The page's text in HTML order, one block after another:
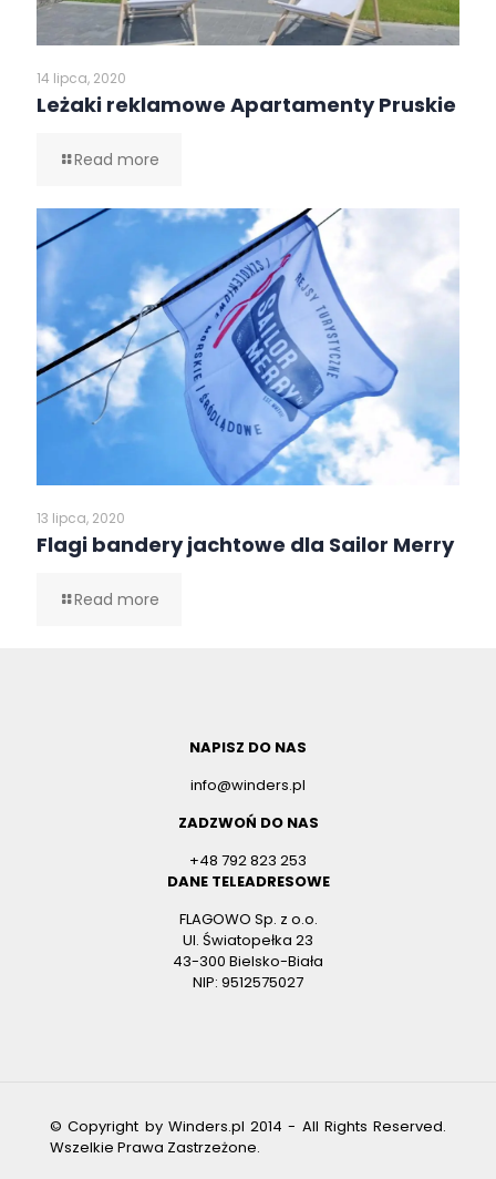
14 lipca, 2020
Leżaki reklamowe Apartamenty Pruskie
Read more
13 lipca, 2020
Flagi bandery jachtowe dla Sailor Merry
Read more
NAPISZ DO NAS
info@winders.pl
ZADZWOŃ DO NAS
+48 792 823 253
DANE TELEADRESOWE
FLAGOWO Sp. z o.o.
Ul. Światopełka 23
43-300 Bielsko-Biała
NIP: 9512575027
© Copyright by Winders.pl 2014 - All Rights Reserved.
Wszelkie Prawa Zastrzeżone.